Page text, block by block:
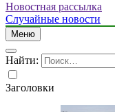
Новостная рассылка
Случайные новости
Меню
Найти:
Заголовки